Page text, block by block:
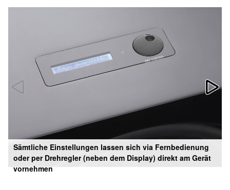
Sämtliche Einstellungen lassen sich via Fernbedienung
oder per Drehregler (neben dem Display) direkt am Gerät
vornehmen